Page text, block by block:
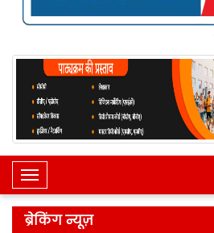
Toggle Navigation
ब्रेकिंग न्यूज़